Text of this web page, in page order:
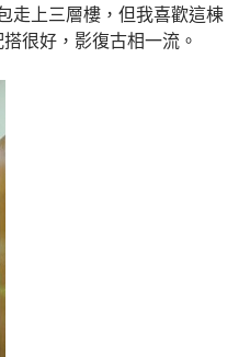
走上三層樓，但我喜歡這棟
很好，影復古相一流。